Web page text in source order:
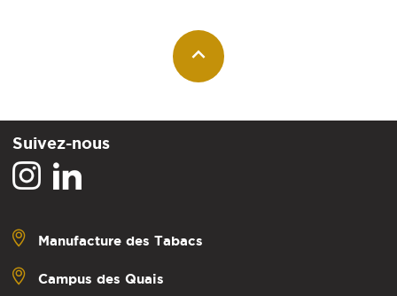
Suivez-nous
Manufacture des Tabacs
Campus des Quais